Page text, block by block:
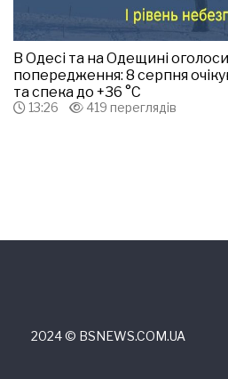
В Одесі та на Одещині
попередження: 8 серпня
та спека до +36 °С
13:26 419 переглядів
2024 © ВSNEWS.COM.UA